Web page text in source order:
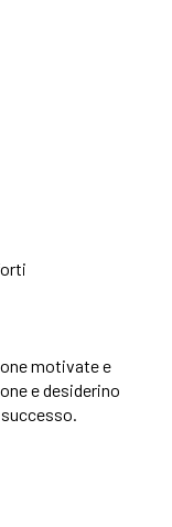
motivate e
e desiderino